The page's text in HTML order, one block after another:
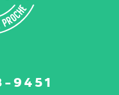
9451